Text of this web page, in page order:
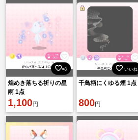
×8
煌めき落ちる祈りの星
雨 1点
1,100円
いいね
千鳥柄にくゆる煙 1点
800円